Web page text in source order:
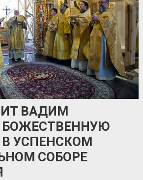
ВАДИМ
УСПЕНСКОМ
СОБОРЕ